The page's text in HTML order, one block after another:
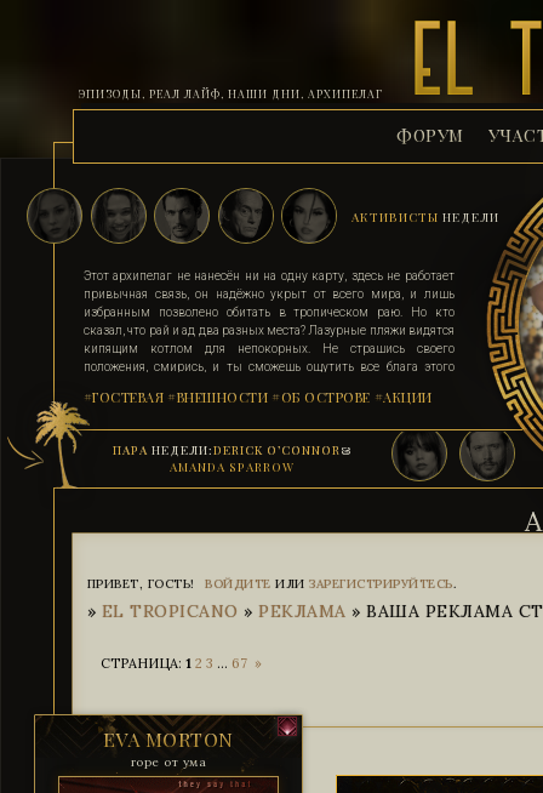
ЭПИЗОДЫ, РЕАЛ ЛАЙФ, НАШИ ДНИ, АРХИПЕЛАГ
ПАРА НЕДЕЛИ:DERICK O’CONNOR&
AMANDA SPARROW
#ГОСТЕВАЯ #ВНЕШНОСТИ #ОБ ОСТРОВЕ #АКЦИИ
Этот архипелаг не нанесён ни на одну карту, здесь не работает
привычная связь, он надёжно укрыт от всего мира, и лишь
избранным позволено обитать в тропическом раю. Но кто
сказал, что рай и ад два разных места? Лазурные пляжи видятся
кипящим котлом для непокорных. Не страшись своего
положения, смирись, и ты сможешь ощутить все блага этого
адептом. Выбери для себя стезю, ступай по ней, гордо неся статус
рабыни, иначе тебя силой поставят на колени. Помни, ад на
АКТИВИСТЫ НЕДЕЛИ
ФОРУМ
ПРИВЕТ, ГОСТЬ! ВОЙДИТЕ ИЛИЗАРЕГИСТРИРУЙТЕСЬ.
» EL TROPICANO »РЕКЛАМА »ВАША РЕКЛАМА
СТРАНИЦА: 1 2 3 … 67 »
EVA MORTON
горе от ума